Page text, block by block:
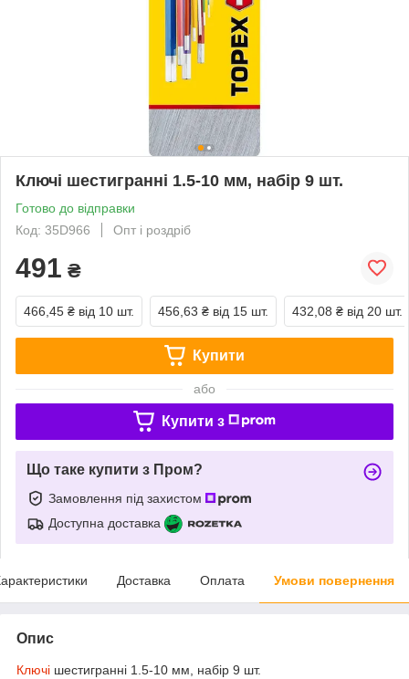
Ключі шестигранні 1.5-10 мм, набір 9 шт.
Готово до відправки
Код: 35D966
Опт і роздріб
491 ₴
466,45 ₴ від 10 шт. 456,63 ₴ від 15 шт. 432,08 ₴ від 20 шт.
Купити
або
Купити з
Що таке купити з Пром?
Замовлення під захистом
Доступна доставка
Доставка Оплата Умови повернення
Опис
Ключі шестигранні 1.5-10 мм, набір 9 шт.